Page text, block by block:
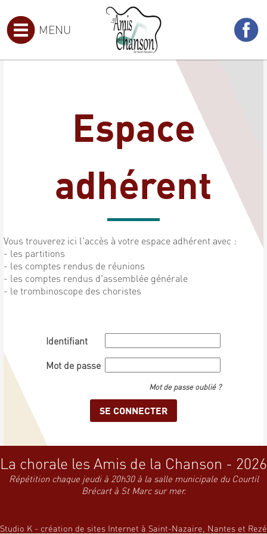
MENU
Espace
adhérent
Vous trouverez ici l'accès à votre espace adhérent avec :
- les partitions
- les comptes rendus de réunions
- les comptes rendus d'assemblée générale
- le trombinoscope des choristes
Identifiant
Mot de passe
Mot de passe oublié ?
La chorale les Amis de la Chanson - 2026
Répétition chaque jeudi à 20h30 à la salle municipale du Courtil
Brécart à St Marc sur mer.
Studio K - création de sites Internet à Saint-Nazaire, Nantes et Rezé